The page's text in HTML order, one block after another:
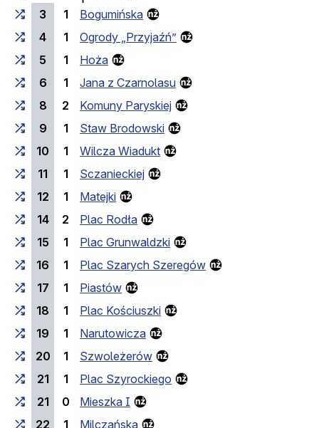
3
1
Bogumińska
4
1
Ogrody „Przyjaźń”
5
1
Hoża
6
1
Jana z Czarnolasu
8
2
Komuny Paryskiej
9
1
Staw Brodowski
10
1
Wilcza Wiadukt
11
1
Sczanieckiej
12
1
Matejki
14
2
Plac Rodła
15
1
Plac Grunwaldzki
16
1
Plac Szarych Szeregów
17
1
Piastów
18
1
Plac Kościuszki
19
1
Narutowicza
20
1
Szwoleżerów
21
1
Plac Szyrockiego
21
0
Mieszka I
22
1
Milczańska